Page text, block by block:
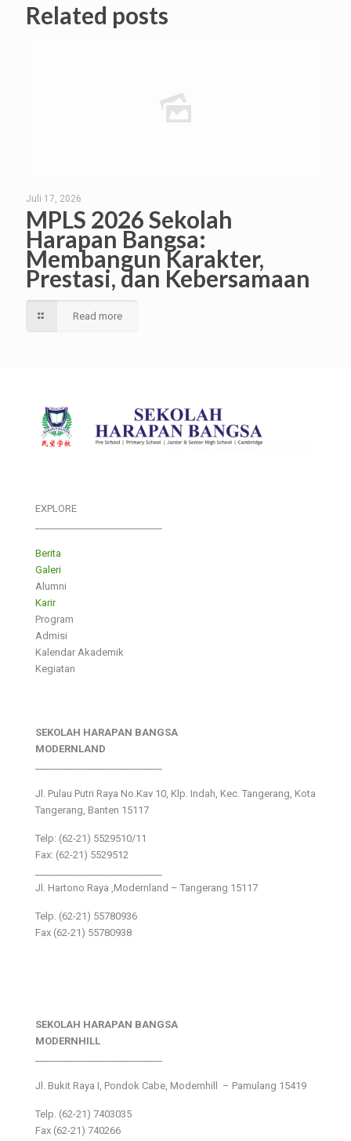
Related posts
Juli 17, 2026
MPLS 2026 Sekolah
Harapan Bangsa:
Membangun Karakter,
Prestasi, dan Kebersamaan
Read more
EXPLORE
Berita
Galeri
Alumni
Karir
Program
Admisi
Kalendar Akademik
Kegiatan
SEKOLAH HARAPAN BANGSA
MODERNLAND
Jl. Pulau Putri Raya No.Kav 10, Klp. Indah, Kec. Tangerang, Kota
Tangerang, Banten 15117
Telp: (62-21) 5529510/11
Fax: (62-21) 5529512
Jl. Hartono Raya ,Modernland – Tangerang 15117
Telp. (62-21) 55780936
Fax (62-21) 55780938
SEKOLAH HARAPAN BANGSA
MODERNHILL
Jl. Bukit Raya I, Pondok Cabe, Modernhill – Pamulang 15419
Telp. (62-21) 7403035
Fax (62-21) 740266